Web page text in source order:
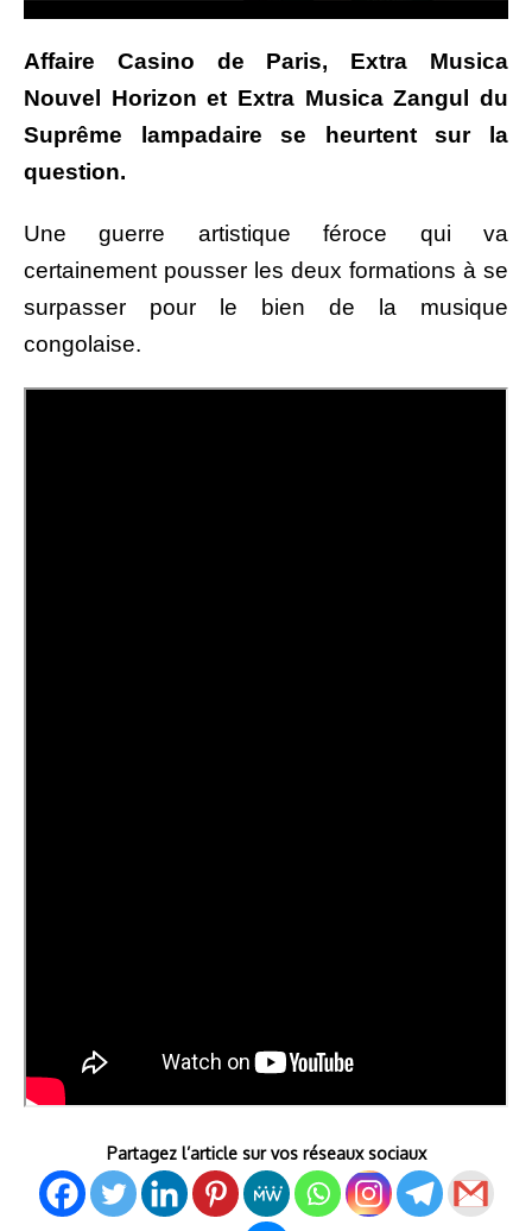
Affaire Casino de Paris, Extra Musica
Nouvel Horizon et Extra Musica Zangul du
Suprême lampadaire se heurtent sur la
question.
Une guerre artistique féroce qui va
certainement pousser les deux formations à se
surpasser pour le bien de la musique
congolaise.
Partagez l’article sur vos réseaux sociaux